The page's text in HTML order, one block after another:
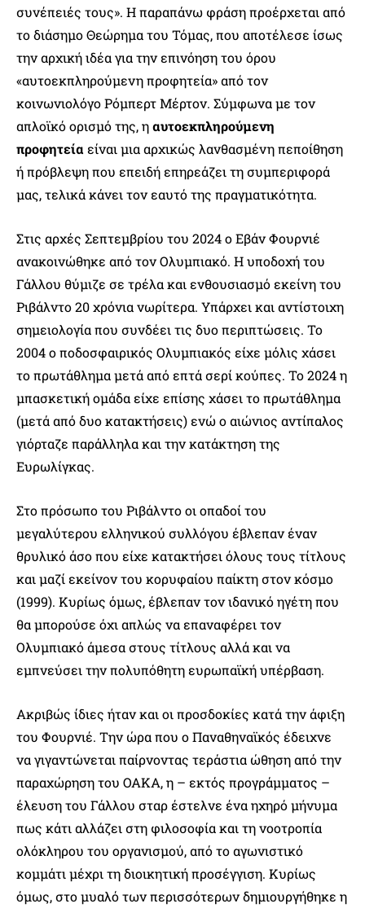
συνέπειές τους». Η παραπάνω φράση προέρχεται από
το διάσημο Θεώρημα του Τόμας, που αποτέλεσε ίσως
την αρχική ιδέα για την επινόηση του όρου
«αυτοεκπληρούμενη προφητεία» από τον
κοινωνιολόγο Ρόμπερτ Μέρτον. Σύμφωνα με τον
απλοϊκό ορισμό της, ηαυτοεκπληρούμενη
προφητεία είναι μια αρχικώς λανθασμένη πεποίθηση
ή πρόβλεψη που επειδή επηρεάζει τη συμπεριφορά
μας, τελικά κάνει τον εαυτό της πραγματικότητα.
Στις αρχές Σεπτεμβρίου του 2024 ο Εβάν Φουρνιέ
ανακοινώθηκε από τον Ολυμπιακό. Η υποδοχή του
Γάλλου θύμιζε σε τρέλα και ενθουσιασμό εκείνη του
Ριβάλντο 20 χρόνια νωρίτερα. Υπάρχει και αντίστοιχη
σημειολογία που συνδέει τις δυο περιπτώσεις. Το
2004 ο ποδοσφαιρικός Ολυμπιακός είχε μόλις χάσει
το πρωτάθλημα μετά από επτά σερί κούπες. Το 2024 η
μπασκετική ομάδα είχε επίσης χάσει το πρωτάθλημα
(μετά από δυο κατακτήσεις) ενώ ο αιώνιος αντίπαλος
γιόρταζε παράλληλα και την κατάκτηση της
Ευρωλίγκας.
Στο πρόσωπο του Ριβάλντο οι οπαδοί του
μεγαλύτερου ελληνικού συλλόγου έβλεπαν έναν
θρυλικό άσο που είχε κατακτήσει όλους τους τίτλους
και μαζί εκείνον του κορυφαίου παίκτη στον κόσμο
(1999). Κυρίως όμως, έβλεπαν τον ιδανικό ηγέτη που
θα μπορούσε όχι απλώς να επαναφέρει τον
Ολυμπιακό άμεσα στους τίτλους αλλά και να
εμπνεύσει την πολυπόθητη ευρωπαϊκή υπέρβαση.
Ακριβώς ίδιες ήταν και οι προσδοκίες κατά την άφιξη
του Φουρνιέ. Την ώρα που ο Παναθηναϊκός έδειχνε
να γιγαντώνεται παίρνοντας τεράστια ώθηση από την
παραχώρηση του ΟΑΚΑ, η – εκτός προγράμματος –
έλευση του Γάλλου σταρ έστελνε ένα ηχηρό μήνυμα
πως κάτι αλλάζει στη φιλοσοφία και τη νοοτροπία
ολόκληρου του οργανισμού, από το αγωνιστικό
κομμάτι μέχρι τη διοικητική προσέγγιση. Κυρίως
όμως, στο μυαλό των περισσότερων δημιουργήθηκε η